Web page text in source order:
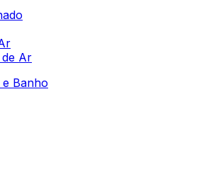
de Ar
e Banho